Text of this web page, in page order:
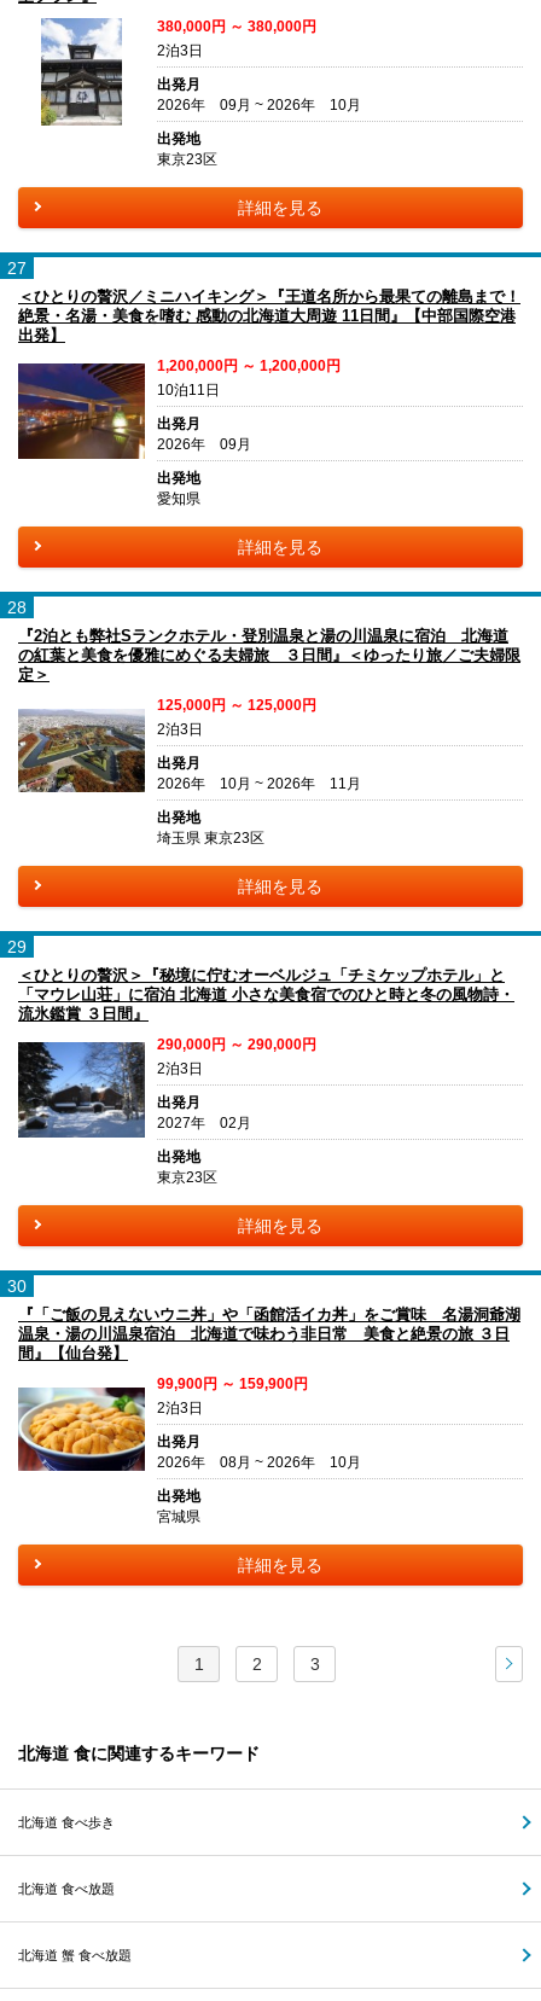
380,000円 ～ 380,000円
2泊3日
出発月
2026年 09月 ~ 2026年 10月
出発地
東京23区
詳細を見る
27
＜ひとりの贅沢／ミニハイキング＞『王道名所から最果ての離島まで！
絶景・名湯・美食を嗜む 感動の北海道大周遊 11日間』【中部国際空港
出発】
1,200,000円 ～ 1,200,000円
10泊11日
出発月
2026年 09月
出発地
愛知県
詳細を見る
28
『2泊とも弊社Sランクホテル・登別温泉と湯の川温泉に宿泊 北海道
の紅葉と美食を優雅にめぐる夫婦旅 ３日間』＜ゆったり旅／ご夫婦限
定＞
125,000円 ～ 125,000円
2泊3日
出発月
2026年 10月 ~ 2026年 11月
出発地
埼玉県 東京23区
詳細を見る
29
＜ひとりの贅沢＞『秘境に佇むオーベルジュ「チミケップホテル」と
「マウレ山荘」に宿泊 北海道 小さな美食宿でのひと時と冬の風物詩・
流氷鑑賞 ３日間』
290,000円 ～ 290,000円
2泊3日
出発月
2027年 02月
出発地
東京23区
詳細を見る
30
『「ご飯の見えないウニ丼」や「函館活イカ丼」をご賞味 名湯洞爺湖
温泉・湯の川温泉宿泊 北海道で味わう非日常 美食と絶景の旅 ３日
間』【仙台発】
99,900円 ～ 159,900円
2泊3日
出発月
2026年 08月 ~ 2026年 10月
出発地
宮城県
詳細を見る
1 2 3
北海道 食に関連するキーワード
北海道 食べ歩き
北海道 食べ放題
北海道 蟹 食べ放題